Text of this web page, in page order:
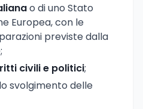
o di uno Stato
Europea, con le
previste dalla
civili e politici;
svolgimento delle